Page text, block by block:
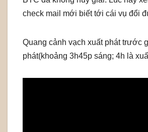
check mail mới biết tới cái vụ đổi
Quang cảnh vạch xuất phát trước
phát(khoảng 3h45p sáng; 4h là